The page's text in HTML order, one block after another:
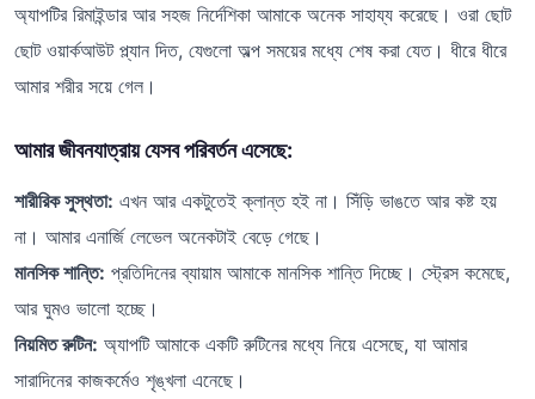
অ্যাপটির রিমাইন্ডার আর সহজ নির্দেশিকা আমাকে অনেক সাহায্য করেছে। ওরা ছোট
ছোট ওয়ার্কআউট প্ল্যান দিত, যেগুলো অল্প সময়ের মধ্যে শেষ করা যেত। ধীরে ধীরে
আমার শরীর সয়ে গেল।
আমার জীবনযাত্রায় যেসব পরিবর্তন এসেছে:
শারীরিক সুস্থতা: এখন আর একটুতেই ক্লান্ত হই না। সিঁড়ি ভাঙতে আর কষ্ট হয়
না। আমার এনার্জি লেভেল অনেকটাই বেড়ে গেছে।
মানসিক শান্তি: প্রতিদিনের ব্যায়াম আমাকে মানসিক শান্তি দিচ্ছে। স্ট্রেস কমেছে,
আর ঘুমও ভালো হচ্ছে।
নিয়মিত রুটিন: অ্যাপটি আমাকে একটি রুটিনের মধ্যে নিয়ে এসেছে, যা আমার
সারাদিনের কাজকর্মেও শৃঙ্খলা এনেছে।